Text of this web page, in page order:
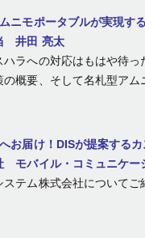
ニモポータブルが実現す
井田 亮太
ラへの対応はもはや待
概要、そして名札型ア
お届け！DISが提案する
モバイル・コミュニ
テム株式会社について